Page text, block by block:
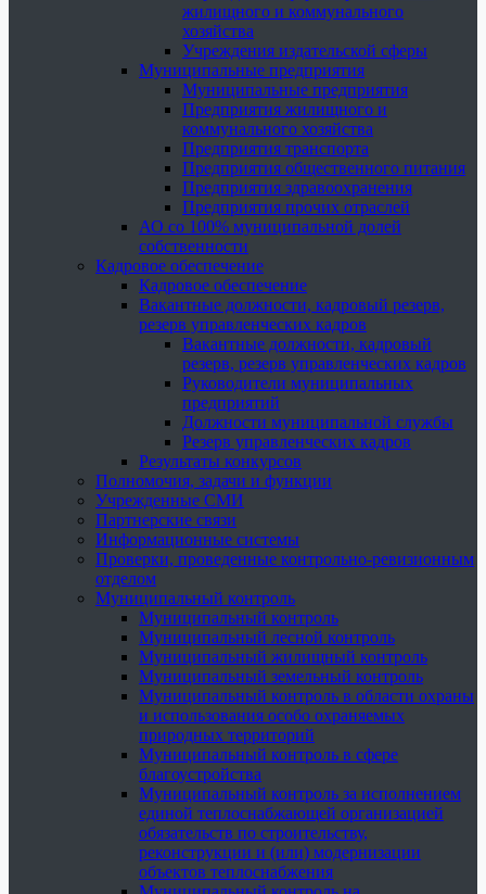
жилищного и коммунального
хозяйства
Учреждения издательской сферы
Муниципальные предприятия
Муниципальные предприятия
Предприятия жилищного и
коммунального хозяйства
Предприятия транспорта
Предприятия общественного питания
Предприятия здравоохранения
Предприятия прочих отраслей
АО со 100% муниципальной долей
собственности
Кадровое обеспечение
Кадровое обеспечение
Вакантные должности, кадровый резерв,
резерв управленческих кадров
Вакантные должности, кадровый
резерв, резерв управленческих кадров
Руководители муниципальных
предприятий
Должности муниципальной службы
Резерв управленческих кадров
Результаты конкурсов
Полномочия, задачи и функции
Учрежденные СМИ
Партнерские связи
Информационные системы
Проверки, проведенные контрольно-ревизионным
отделом
Муниципальный контроль
Муниципальный контроль
Муниципальный лесной контроль
Муниципальный жилищный контроль
Муниципальный земельный контроль
Муниципальный контроль в области охраны
и использования особо охраняемых
природных территорий
Муниципальный контроль в сфере
благоустройства
Муниципальный контроль за исполнением
единой теплоснабжающей организацией
обязательств по строительству,
реконструкции и (или) модернизации
объектов теплоснабжения